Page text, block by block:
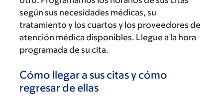
según sus necesidades médicas, su
tratamiento y los cuartos y los proveedores de
atención médica disponibles. Llegue a la hora
programada de su cita.
Cómo llegar a sus citas y cómo
regresar de ellas